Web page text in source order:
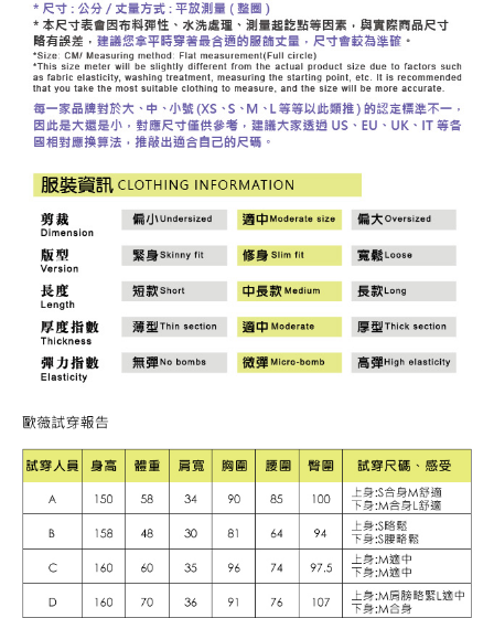
２．關於個人資料處理事宜，請瀏覽以下網址：
https://aftee.tw/terms/#terms3
３．未成年的使用者請事先徵得法定代理人或監護人之同意方可使用
「AFTEE先享後付」，若未經同意申辦者引起之損失，本公司不負相關責
４．使用「AFTEE先享後付」時，將依據個別帳號之用戶狀況，依本公司即
時審查核予不同之上限額度；若仍有額度不足之情形，本公司將視審查結果
５．嚴禁一人註冊多個帳號或使用他人資訊註冊。若發現惡意使用之情形，
恩沛科技股份有限公司將有權停止該用戶之使用額度並採取法律行動。
宅配
每筆NT$120，滿NT$2,500(含以上)免運費
宅配離島
每筆NT$120，滿NT$2,500(含以上)免運費
付款後門市自取
免運費
海外配送 查看運費